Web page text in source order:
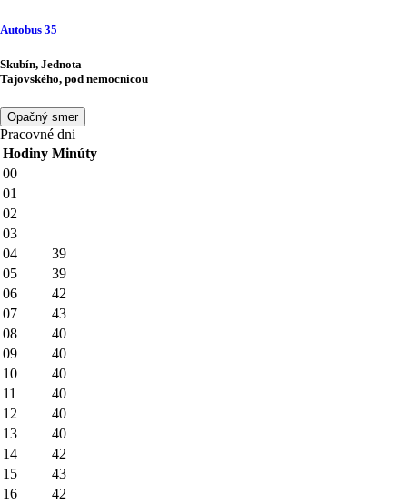
Autobus 35
Skubín, Jednota
Tajovského, pod nemocnicou
Opačný smer
Pracovné dni
Hodiny Minúty
00
01
02
03
04
39
05
39
06
42
07
43
08
40
09
40
10
40
11
40
12
40
13
40
14
42
15
43
16
42